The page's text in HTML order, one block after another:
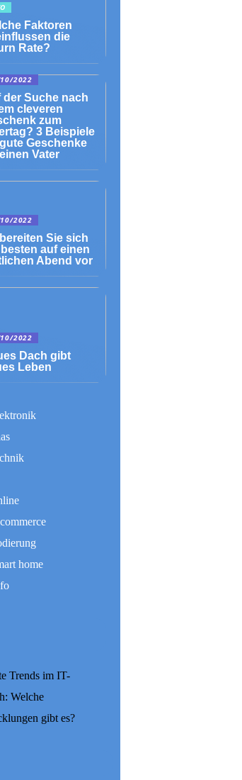
Faktoren
die
Rate?
2022
der Suche nach
cleveren
zum
3 Beispiele
Geschenke
Vater
2022
Sie sich
auf einen
Abend vor
2022
Dach gibt
Leben
home
Trends im IT-
Welche
gibt es?